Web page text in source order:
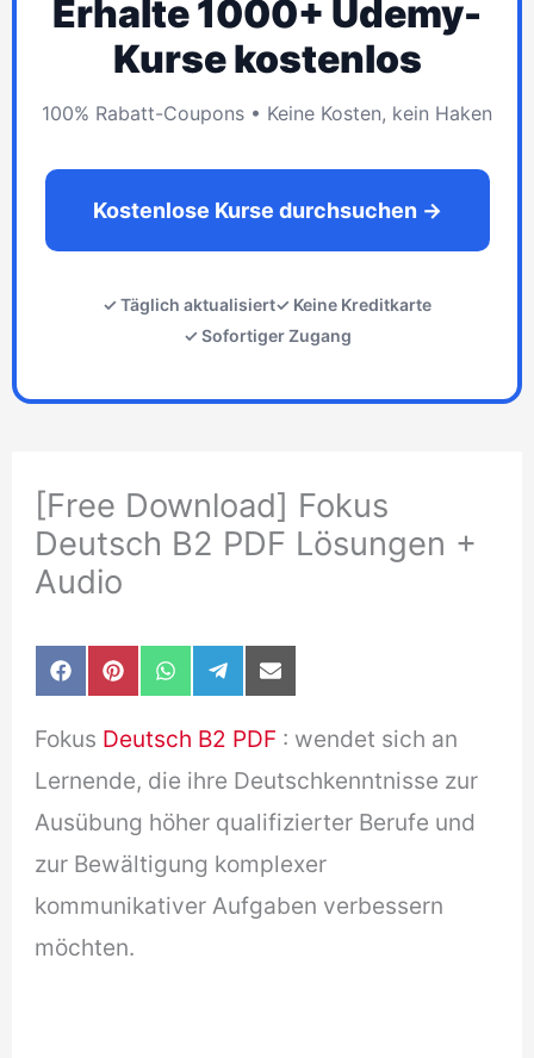
Erhalte 1000+ Udemy-
Kurse kostenlos
100% Rabatt-Coupons • Keine Kosten, kein Haken
Kostenlose Kurse durchsuchen →
✓ Täglich aktualisiert✓ Keine Kreditkarte
✓ Sofortiger Zugang
[Free Download] Fokus
Deutsch B2 PDF Lösungen +
Audio
Share
on
F
a
e
b
o
o
k
Share
on
P
i
t
e
r
e
s
t
Share
on
W
h
a
t
s
A
p
p
Share
on
e
e
g
r
a
m
Share
on
E
-
a
i
l
Fokus Deutsch B2 PDF : wendet sich an
Lernende, die ihre Deutschkenntnisse zur
Ausübung höher qualifizierter Berufe und
zur Bewältigung komplexer
kommunikativer Aufgaben verbessern
möchten.